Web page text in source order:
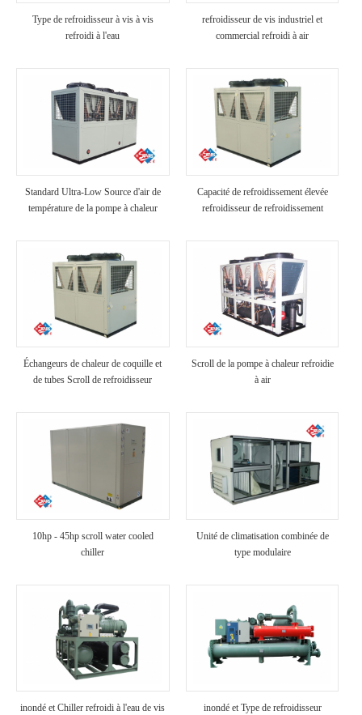
Type de refroidisseur à vis à vis
refroidi à l'eau
refroidisseur de vis industriel et
commercial refroidi à air
Standard Ultra-Low Source d'air de
température de la pompe à chaleur
Capacité de refroidissement élevée
refroidisseur de refroidissement
Échangeurs de chaleur de coquille et
de tubes Scroll de refroidisseur
Scroll de la pompe à chaleur refroidie
à air
10hp - 45hp scroll water cooled
chiller
Unité de climatisation combinée de
type modulaire
inondé et Chiller refroidi à l'eau de vis
inondé et Type de refroidisseur